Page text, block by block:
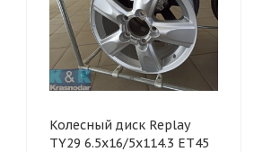
Колесный диск Replay
TY29 6.5x16/5x114.3 ET45